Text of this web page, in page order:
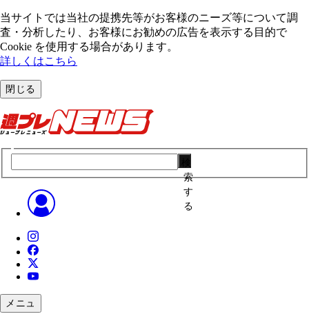
当サイトでは当社の提携先等がお客様のニーズ等について調
査・分析したり、お客様にお勧めの広告を表⽰する⽬的で
Cookie を使⽤する場合があります。
詳しくはこちら
閉じる
索
す
る
メニュ